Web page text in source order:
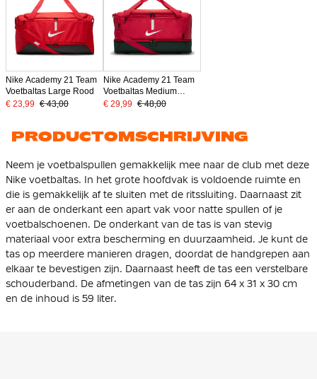
Nike Academy 21 Team
Voetbaltas Large Rood
€ 23,99 € 43,00
Nike Academy 21 Team
Voetbaltas Medium
Schoenenvak Rood
€ 29,99 € 48,00
PRODUCTOMSCHRIJVING
Neem je voetbalspullen gemakkelijk mee naar de club met deze
Nike voetbaltas. In het grote hoofdvak is voldoende ruimte en
die is gemakkelijk af te sluiten met de ritssluiting. Daarnaast zit
er aan de onderkant een apart vak voor natte spullen of je
voetbalschoenen. De onderkant van de tas is van stevig
materiaal voor extra bescherming en duurzaamheid. Je kunt de
tas op meerdere manieren dragen, doordat de handgrepen aan
elkaar te bevestigen zijn. Daarnaast heeft de tas een verstelbare
schouderband. De afmetingen van de tas zijn 64 x 31 x 30 cm
en de inhoud is 59 liter.